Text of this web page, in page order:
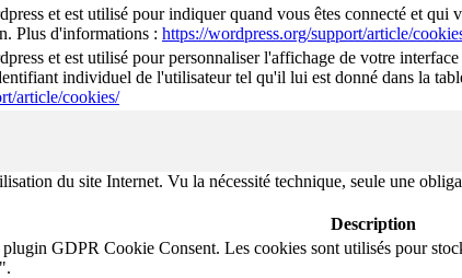
et est utilisé pour indiquer quand vous êtes connecté et qui
Plus d'informations : https://wordpress.org/support/article/
et est utilisé pour personnaliser l'affichage de votre
individuel de l'utilisateur tel qu'il lui est donné dans la
article/cookies/
du site Internet. Vu la nécessité technique, seule une
Description
GDPR Cookie Consent. Les cookies sont utilisés pour